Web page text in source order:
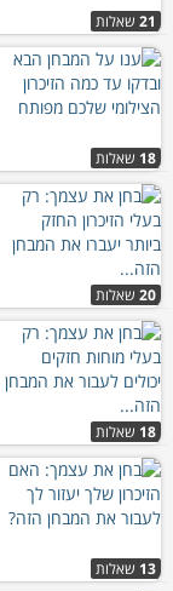
21 שאלות
18 שאלות
20 שאלות
18 שאלות
13 שאלות